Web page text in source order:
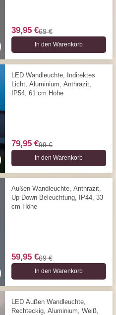
39,95 €69 €
In den Warenkorb
LED Wandleuchte, Indirektes
Licht, Aluminium, Anthrazit,
IP54, 61 cm Höhe
79,95 €99 €
In den Warenkorb
Außen Wandleuchte, Anthrazit,
Up-Down-Beleuchtung, IP44, 33
cm Höhe
59,95 €69 €
In den Warenkorb
LED Außen Wandleuchte,
Rechteckig, Aluminium, Weiß,